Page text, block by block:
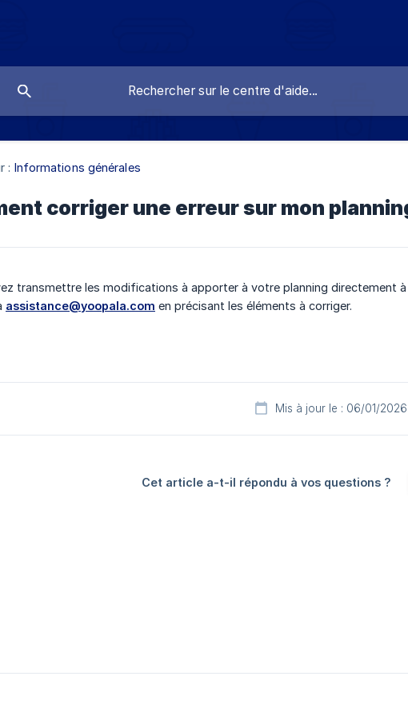
: Informations générales
corriger une erreur sur mon
transmettre les modifications à apporter à votre planning directement
assistance@yoopala.com en précisant les éléments à corriger.
Mis à jour le : 06/01/2026
Cet article a-t-il répondu à vos questions ?